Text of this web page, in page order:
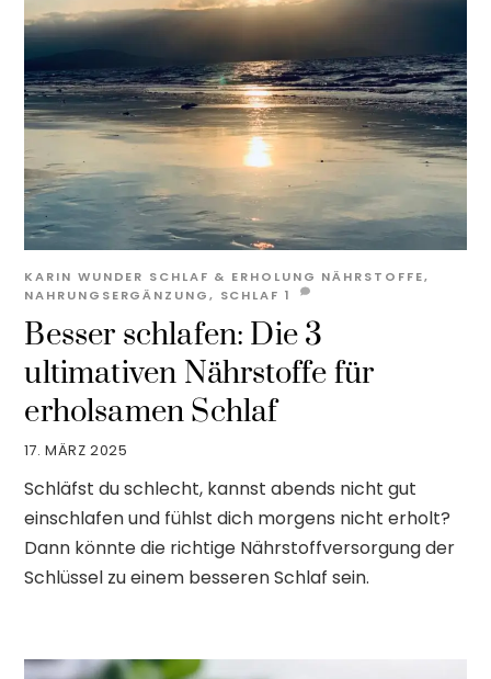
17. MÄRZ 2025
Besser schlafen: Die 3
ultimativen Nährstoffe für
erholsamen Schlaf
KARIN WUNDER SCHLAF & ERHOLUNG NÄHRSTOFFE,
NAHRUNGSERGÄNZUNG, SCHLAF 1
Schläfst du schlecht, kannst abends nicht gut
einschlafen und fühlst dich morgens nicht erholt?
Dann könnte die richtige Nährstoffversorgung der
Schlüssel zu einem besseren Schlaf sein.